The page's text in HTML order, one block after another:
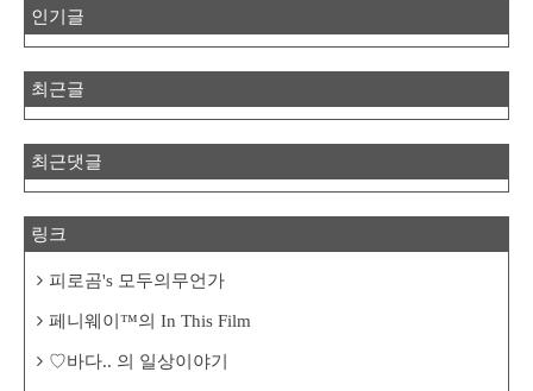
인기글
최근글
최근댓글
링크
피로곰's 모두의무언가
페니웨이™의 In This Film
♡바다.. 의 일상이야기